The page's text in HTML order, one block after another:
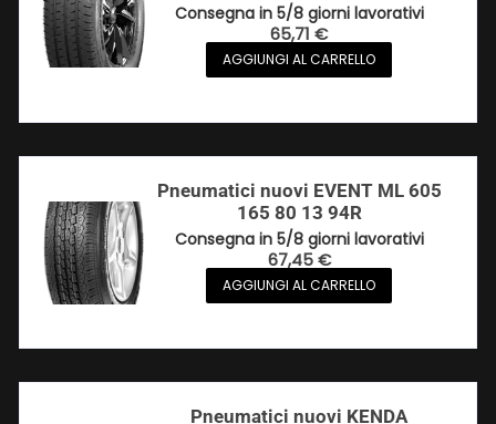
Consegna in 5/8 giorni lavorativi
65,71€
AGGIUNGI AL CARRELLO
Pneumatici nuovi EVENT ML 605
165 80 13 94R
Consegna in 5/8 giorni lavorativi
67,45€
AGGIUNGI AL CARRELLO
Pneumatici nuovi KENDA